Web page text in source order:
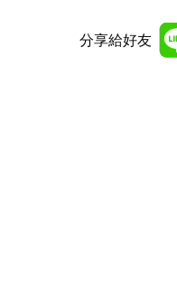
分享給好友